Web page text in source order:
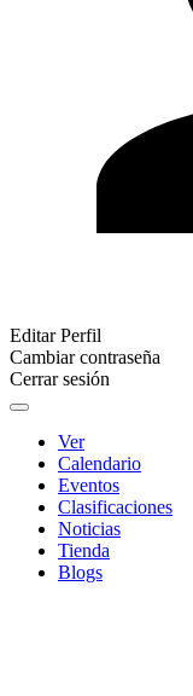
Editar Perfil
Cambiar contraseña
Cerrar sesión
Ver
Calendario
Eventos
Clasificaciones
Noticias
Tienda
Blogs